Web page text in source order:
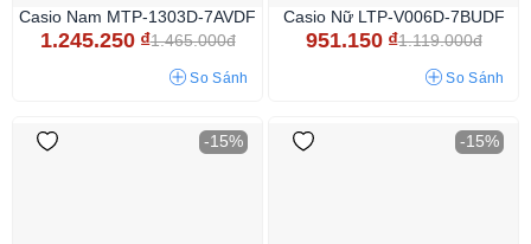
Casio Nam MTP-1303D-7AVDF
1.245.250 ₫1.465.000đ
So Sánh
Casio Nữ LTP-V006D-7BUDF
951.150 ₫1.119.000đ
So Sánh
-15% -15%